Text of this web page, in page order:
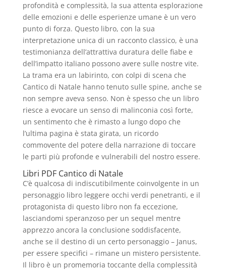
profondità e complessità, la sua attenta esplorazione
delle emozioni e delle esperienze umane è un vero
punto di forza. Questo libro, con la sua
interpretazione unica di un racconto classico, è una
testimonianza dell’attrattiva duratura delle fiabe e
dell’impatto italiano possono avere sulle nostre vite.
La trama era un labirinto, con colpi di scena che
Cantico di Natale hanno tenuto sulle spine, anche se
non sempre aveva senso. Non è spesso che un libro
riesce a evocare un senso di malinconia così forte,
un sentimento che è rimasto a lungo dopo che
l’ultima pagina è stata girata, un ricordo
commovente del potere della narrazione di toccare
le parti più profonde e vulnerabili del nostro essere.
Libri PDF Cantico di Natale
C’è qualcosa di indiscutibilmente coinvolgente in un
personaggio libro leggere occhi verdi penetranti, e il
protagonista di questo libro non fa eccezione,
lasciandomi speranzoso per un sequel mentre
apprezzo ancora la conclusione soddisfacente,
anche se il destino di un certo personaggio – Janus,
per essere specifici – rimane un mistero persistente.
Il libro è un promemoria toccante della complessità